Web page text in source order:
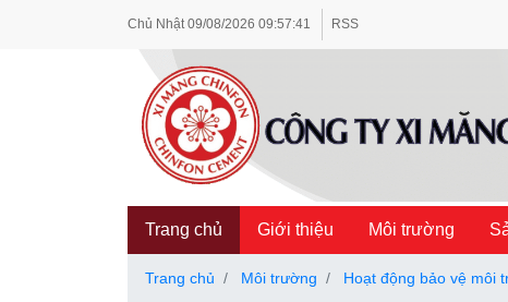
Chủ Nhật 09/08/2026 09:57:43 RSS
Trang chủ Giới thiệu Môi trường
Trang chủ Môi trường Hoạt động bảo vệ môi